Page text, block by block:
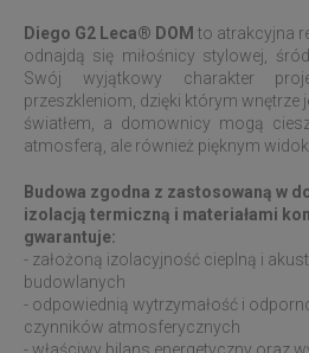
Diego G2 Leca® DOM to atrakcyjna
odnajdą się miłośnicy stylowej,
Swój wyjątkowy charakter
przeszkleniom, dzięki którym wnętrze
światłem, a domownicy mogą
atmosferą, ale również pięknym
Budowa zgodna z zastosowaną w
izolacją termiczną i materiałami
gwarantuje:
- założoną izolacyjność cieplną i
budowlanych
- odpowiednią wytrzymałość i
czynników atmosferycznych